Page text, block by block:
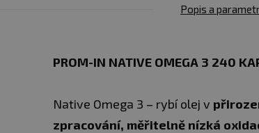
Popis a
PROM-IN NATIVE OMEGA 3 240
Native Omega 3 – rybí olej v
zpracování, měřitelně nízká